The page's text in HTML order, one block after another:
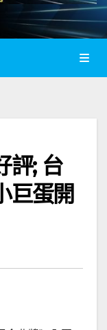
評; 台
巨蛋開